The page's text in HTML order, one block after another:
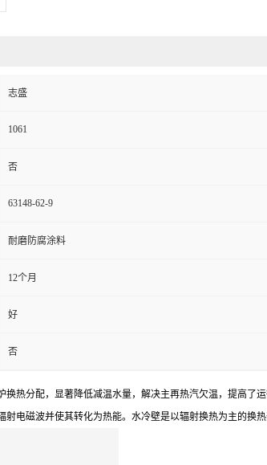
志盛
1061
否
63148-62-9
耐磨防腐涂料
12个月
好
否
热分配，显著降低减温水量，解决主再热汽欠温，提高
射电磁波并使其转化为热能。水冷壁是以辐射换热为主的换